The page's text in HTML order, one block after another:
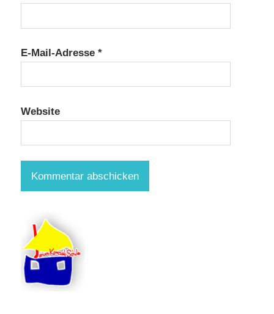
E-Mail-Adresse *
Website